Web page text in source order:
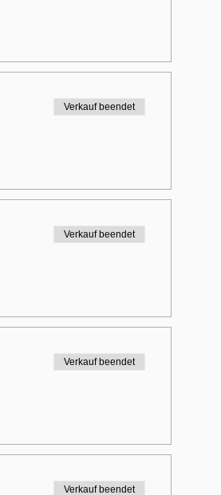
Verkauf beendet
Verkauf beendet
Verkauf beendet
Verkauf beendet